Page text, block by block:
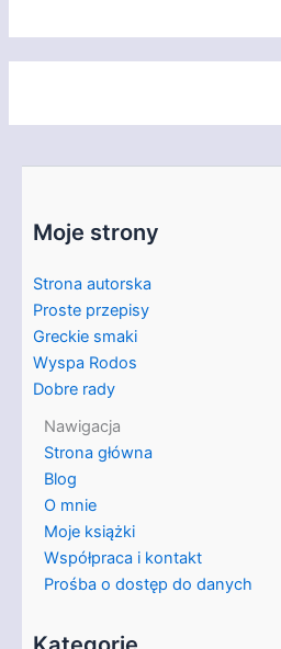
Moje strony
Strona autorska
Proste przepisy
Greckie smaki
Wyspa Rodos
Dobre rady
Nawigacja
Strona główna
Blog
O mnie
Moje książki
Współpraca i kontakt
Prośba o dostęp do danych